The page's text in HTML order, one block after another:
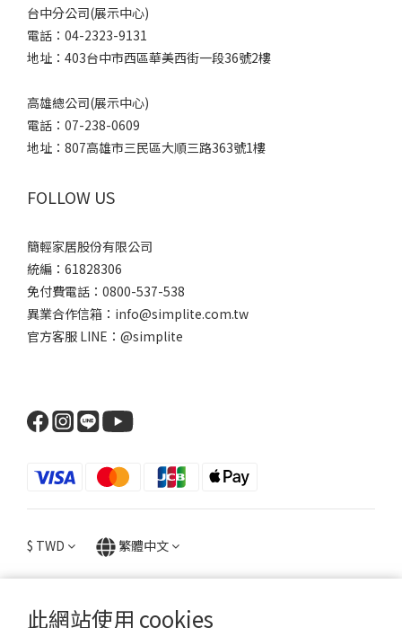
此網站使用 cookies
台中分公司(展示中心)
電話：04-2323-9131
地址：403台中市西區華美西街一段36號2樓
高雄總公司(展示中心)
電話：07-238-0609
地址：807高雄市三民區大順三路363號1樓
FOLLOW US
簡輕家居股份有限公司
統編：61828306
免付費電話：0800-537-538
異業合作信箱：info@simplite.com.tw
官方客服 LINE：@simplite
$ TWD 繁體中文